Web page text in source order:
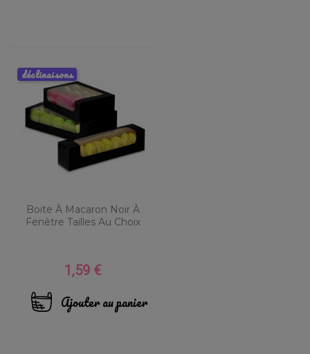
Boite À Macaron Noir À
Fenêtre Tailles Au Choix
Prix
1,59 €
Ajouter au panier
déclinaisons